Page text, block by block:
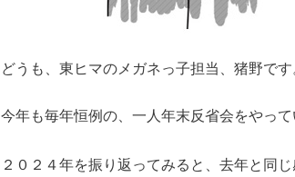
どうも、東ヒマのメガネっ子担当、猪野です
今年も毎年恒例の、一人年末反省会をやって
２０２４年を振り返ってみると、去年と同